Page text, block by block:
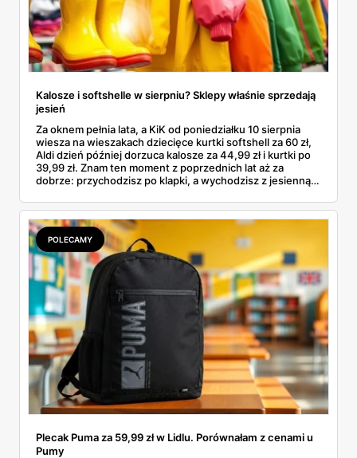
Kalosze i softshelle w sierpniu? Sklepy właśnie sprzedają
jesień
Za oknem pełnia lata, a KiK od poniedziałku 10 sierpnia
wiesza na wieszakach dziecięce kurtki softshell za 60 zł,
Aldi dzień później dorzuca kalosze za 44,99 zł i kurtki po
39,99 zł. Znam ten moment z poprzednich lat aż za
dobrze: przychodzisz po klapki, a wychodzisz z jesienną
pojawi się w gazetkach w przyszłym tygodniu i czy jest
sens kupować jesień, zanim skończą się wakacje.
POLECAMY
Plecak Puma za 59,99 zł w Lidlu. Porównałam z cenami u
Pumy